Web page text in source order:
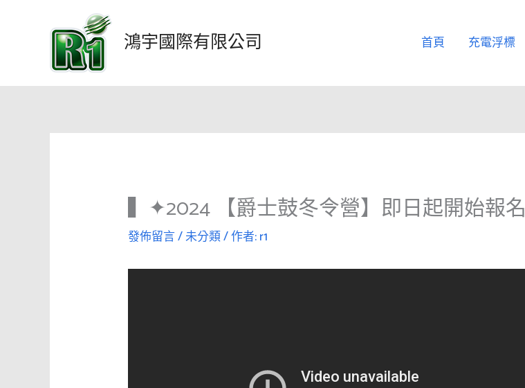
內
鴻宇國際有限公司 首頁 充電浮標
▍✦2024 【爵士鼓冬令營】即日起開始報名
發佈留言/未分類/ 作者:r1